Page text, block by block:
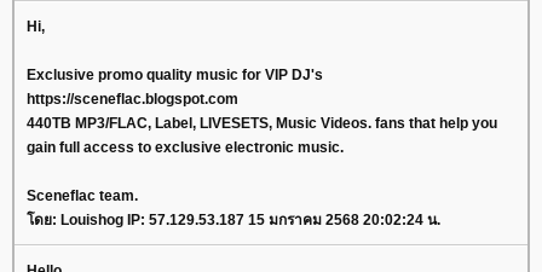
Hi,
Exclusive promo quality music for VIP DJ's
https://sceneflac.blogspot.com
440TB MP3/FLAC, Label, LIVESETS, Music Videos. fans that help you
gain full access to exclusive electronic music.
Sceneflac team.
โดย: Louishog IP: 57.129.53.187 15 มกราคม 2568 20:02:24 น.